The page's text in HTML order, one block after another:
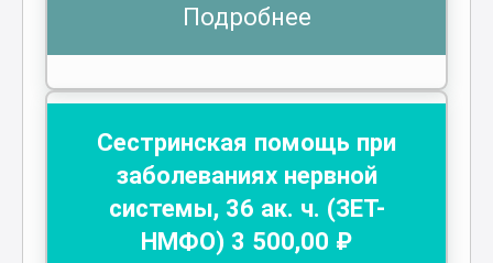
Подробнее
Сестринская помощь при
заболеваниях нервной
системы, 36 ак. ч. (ЗЕТ-
НМФО) 3 500,00 ₽